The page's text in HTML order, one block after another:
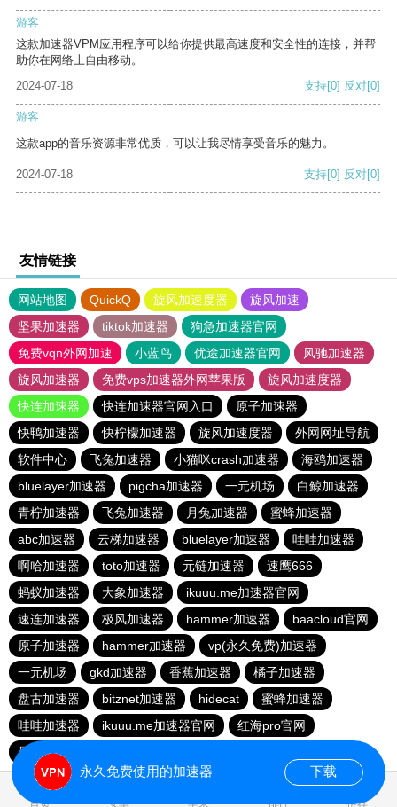
游客
这款加速器VPM应用程序可以给你提供最高速度和安全性的连接，并帮
助你在网络上自由移动。
2024-07-18
支持[0] 反对[0]
游客
这款app的音乐资源非常优质，可以让我尽情享受音乐的魅力。
2024-07-18 支持[0] 反对[0]
友情链接
网站地图 QuickQ 旋风加速度器
旋风加速
坚果加速器
tiktok加速器
狗急加速器官网
免费vqn外网加速
小蓝鸟 优途加速器官网
风驰加速器
旋风加速器
免费vps加速器外网苹果版
旋风加速度器
快连加速器
快连加速器官网入口
原子加速器
快鸭加速器
快柠檬加速器 旋风加速度器
外网网址导航
软件中心
飞兔加速器 小猫咪crash加速器
海鸥加速器
bluelayer加速器
pigcha加速器 一元机场
白鲸加速器
青柠加速器
飞兔加速器 月兔加速器
蜜蜂加速器
abc加速器
云梯加速器 bluelayer加速器
哇哇加速器
啊哈加速器
toto加速器 元链加速器
速鹰666
蚂蚁加速器
大象加速器
ikuuu.me加速器官网
速连加速器
极风加速器 hammer加速器
baacloud官网
原子加速器
hammer加速器
vp(永久免费)加速器
一元机场
gkd加速器 香蕉加速器
橘子加速器
盘古加速器
bitznet加速器 hidecat
蜜蜂加速器
哇哇加速器
ikuuu.me加速器官网
红海pro官网
暴雪加速器
首页 安卓 苹果 排行 推荐
永久免费使用的加速器 下载
0.570454s